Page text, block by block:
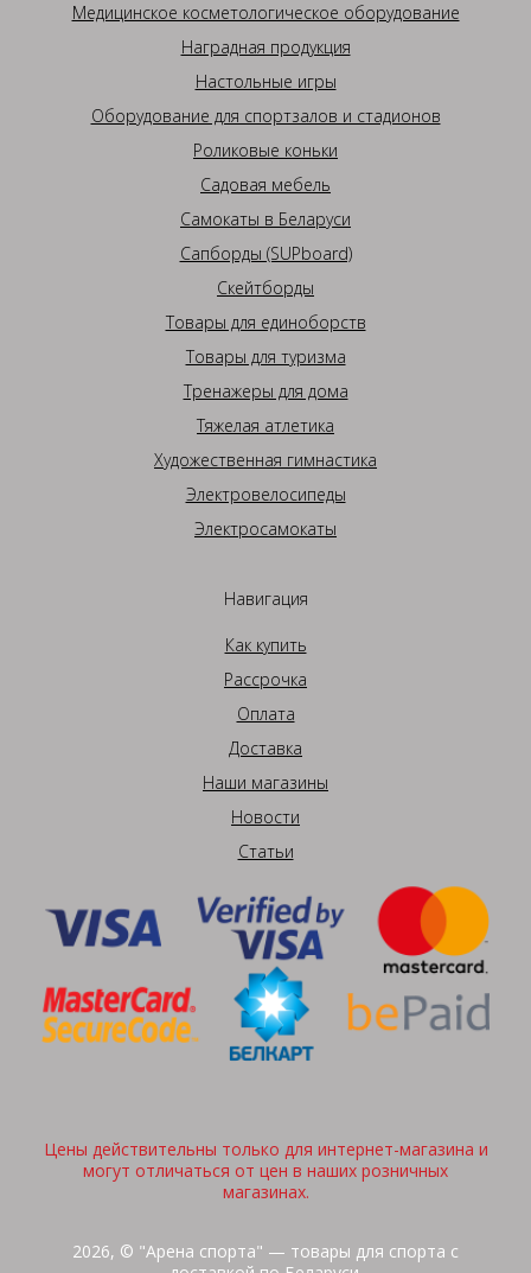
Медицинское косметологическое оборудование
Наградная продукция
Настольные игры
Оборудование для спортзалов и стадионов
Роликовые коньки
Садовая мебель
Самокаты в Беларуси
Сапборды (SUPboard)
Скейтборды
Товары для единоборств
Товары для туризма
Тренажеры для дома
Тяжелая атлетика
Художественная гимнастика
Электровелосипеды
Электросамокаты
Навигация
Как купить
Рассрочка
Оплата
Доставка
Наши магазины
Новости
Статьи
Цены действительны только для интернет-магазина и
могут отличаться от цен в наших розничных
магазинах.
2026, © "Арена спорта" — товары для спорта с